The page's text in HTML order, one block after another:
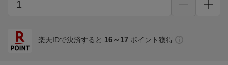
楽天IDで決済すると 16～17 ポイント獲得